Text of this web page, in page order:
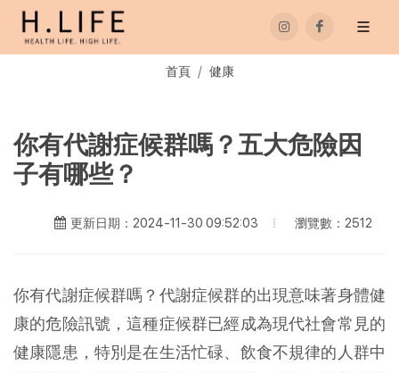
首頁 健康
你有代謝症候群嗎？五大危險因
子有哪些？
更新日期：2024-11-30 09:52:03 瀏覽數：2512
你有代謝症候群嗎？代謝症候群的出現意味著身體健
康的危險訊號，這種症候群已經成為現代社會常見的
健康隱患，特別是在生活忙碌、飲食不規律的人群中